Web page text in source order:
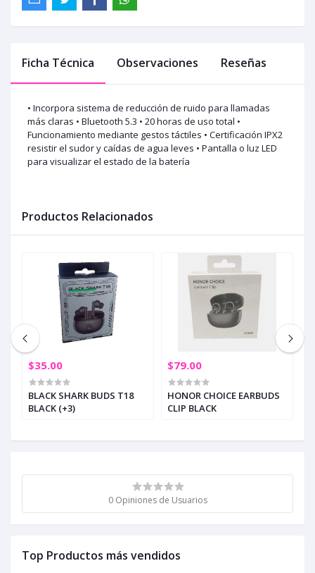
0 Opiniones de Usuarios
Top Productos más vendidos
Ficha Técnica Observaciones Reseñas
• Incorpora sistema de reducción de ruido para llamadas
más claras • Bluetooth 5.3 • 20 horas de uso total •
Funcionamiento mediante gestos táctiles • Certificación IPX2
resistir el sudor y caídas de agua leves • Pantalla o luz LED
para visualizar el estado de la batería
Productos Relacionados
$35.00
BLACK SHARK BUDS T18
BLACK (+3)
$79.00
HONOR CHOICE EARBUDS
CLIP BLACK